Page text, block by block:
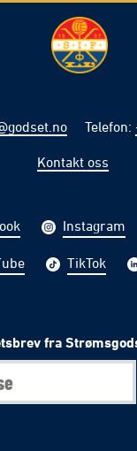
Telefon:
Kontakt oss
Instagram
TikTok
fra